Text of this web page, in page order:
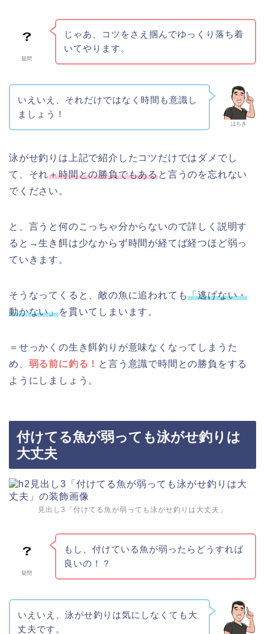
疑問
じゃあ、コツをさえ掴んでゆっくり落ち着
いてやります。
はちき
いえいえ、それだけではなく時間も意識し
ましょう！
泳がせ釣りは上記で紹介したコツだけではダメでし
て、それ＋時間との勝負でもあると言うのを忘れない
でください。
と、言うと何のこっちゃ分からないので詳しく説明す
ると→生き餌は少なからず時間が経てば経つほど弱っ
ていきます。
そうなってくると、敵の魚に追われても「逃げない・
動かない」を貫いてしまいます。
＝せっかくの生き餌釣りが意味なくなってしまうた
め、 弱る前に釣る！ と言う意識で時間との勝負をする
ようにしましょう。
付けてる魚が弱っても泳がせ釣りは
大丈夫
見出し3「付けてる魚が弱っても泳がせ釣りは大丈夫」
疑問
もし、付けている魚が弱ったらどうすれば
良いの！？
いえいえ、泳がせ釣りは気にしなくても大
丈夫です。